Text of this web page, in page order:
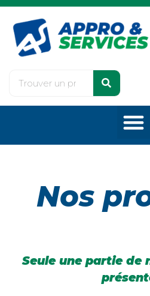
Nos
Seule une partie de